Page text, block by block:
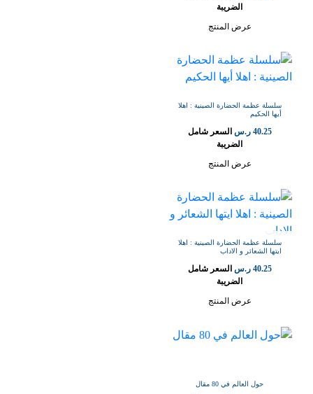
الضريبة
عرض المنتج
سلسلة عظمة الحضارة الصينية : اهلا
أيها الحكيم
40.25 ر.س السعر شامل
الضريبة
عرض المنتج
سلسلة عظمة الحضارة الصينية : اهلا
ايتها الشعائر و الاداب
40.25 ر.س السعر شامل
الضريبة
عرض المنتج
حول العالم في 80 مقال